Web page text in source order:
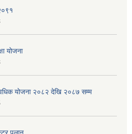
योजना
योजना २०८२ देखि २०८७ सम्म
पलान